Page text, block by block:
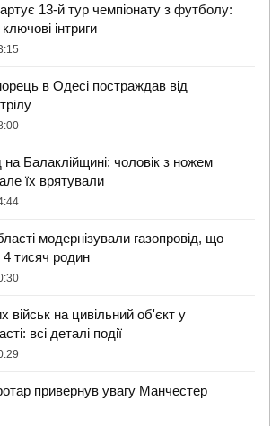
13-й тур чемпіонату з футболу:
інтриги
в Одесі постраждав від
Балаклійщині: чоловік з ножем
їх врятували
модернізували газопровід, що
4 тисяч родин
військ на цивільний об'єкт у
всі деталі події
привернув увагу Манчестер